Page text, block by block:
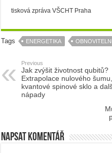
tisková zpráva VŠCHT Praha
Tags ENERGETIKA
Previous
Jak zvýšit životnost qubitů?
Extrapolace nulového šumu,
kvantové spinové sklo a
nápady
Napsat komentář